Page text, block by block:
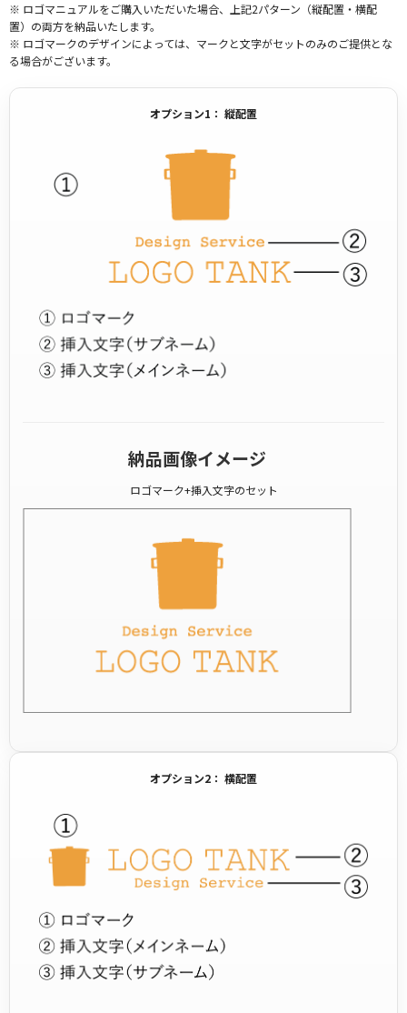
※ ロゴマニュアルをご購入いただいた場合、上記2パターン（縦配置・横配
置）の両方を納品いたします。
※ ロゴマークのデザインによっては、マークと文字がセットのみのご提供とな
る場合がございます。
オプション1： 縦配置
納品画像イメージ
ロゴマーク+挿入文字のセット
オプション2： 横配置